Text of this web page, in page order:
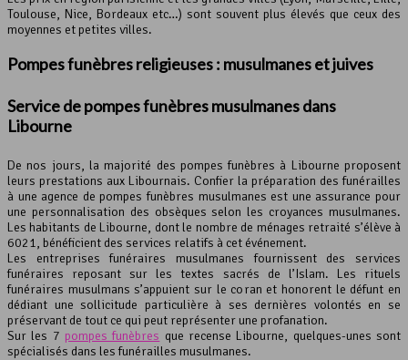
Toulouse, Nice, Bordeaux etc…) sont souvent plus élevés que ceux des
moyennes et petites villes.
Pompes funèbres religieuses : musulmanes et juives
Service de pompes funèbres musulmanes dans
Libourne
De nos jours, la majorité des pompes funèbres à Libourne proposent
leurs prestations aux Libournais. Confier la préparation des funérailles
à une agence de pompes funèbres musulmanes est une assurance pour
une personnalisation des obsèques selon les croyances musulmanes.
Les habitants de Libourne, dont le nombre de ménages retraité s’élève à
6021, bénéficient des services relatifs à cet événement.
Les entreprises funéraires musulmanes fournissent des services
funéraires reposant sur les textes sacrés de l’Islam. Les rituels
funéraires musulmans s’appuient sur le coran et honorent le défunt en
dédiant une sollicitude particulière à ses dernières volontés en se
préservant de tout ce qui peut représenter une profanation.
Sur les 7 pompes funèbres que recense Libourne, quelques-unes sont
spécialisés dans les funérailles musulmanes.